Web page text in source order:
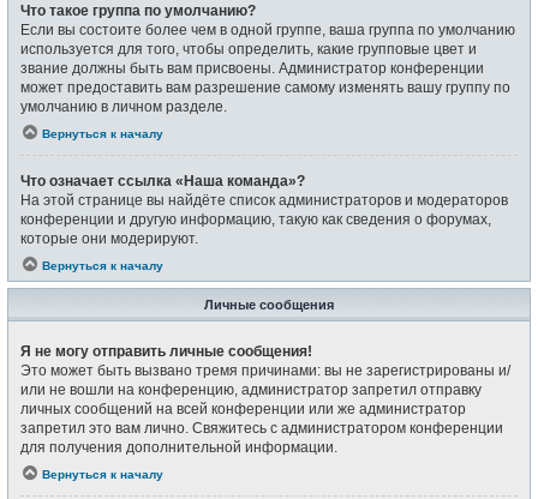
Что такое группа по умолчанию?
Если вы состоите более чем в одной группе, ваша группа по умолчанию
используется для того, чтобы определить, какие групповые цвет и
звание должны быть вам присвоены. Администратор конференции
может предоставить вам разрешение самому изменять вашу группу по
умолчанию в личном разделе.
Вернуться к началу
Что означает ссылка «Наша команда»?
На этой странице вы найдёте список администраторов и модераторов
конференции и другую информацию, такую как сведения о форумах,
которые они модерируют.
Вернуться к началу
Личные сообщения
Я не могу отправить личные сообщения!
Это может быть вызвано тремя причинами: вы не зарегистрированы и/
или не вошли на конференцию, администратор запретил отправку
личных сообщений на всей конференции или же администратор
запретил это вам лично. Свяжитесь с администратором конференции
для получения дополнительной информации.
Вернуться к началу